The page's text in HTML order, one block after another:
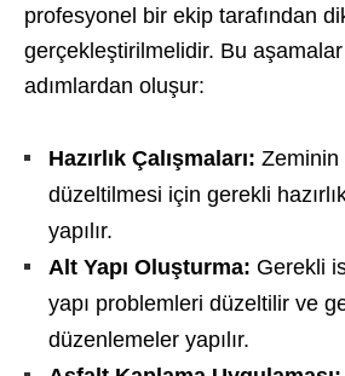
profesyonel bir ekip tarafından
gerçekleştirilmelidir. Bu
adımlardan oluşur:
Hazırlık Çalışmaları: Zeminin
düzeltilmesi için gerekli
yapılır.
Alt Yapı Oluşturma: Gerekli
yapı problemleri düzeltilir ve
düzenlemeler yapılır.